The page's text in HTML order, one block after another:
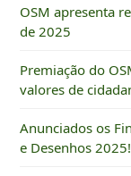
OSM apresenta
de 2025
Premiação do
valores de
Anunciados os
e Desenhos 2025!